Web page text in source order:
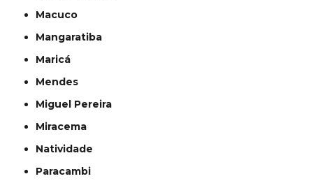
Macuco
Mangaratiba
Maricá
Mendes
Miguel Pereira
Miracema
Natividade
Paracambi